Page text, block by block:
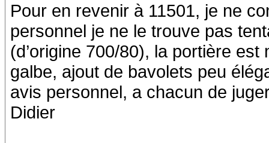
Pour en revenir à 11501, je ne
personnel je ne le trouve pas
(d’origine 700/80), la portière
galbe, ajout de bavolets peu
avis personnel, a chacun de
Didier